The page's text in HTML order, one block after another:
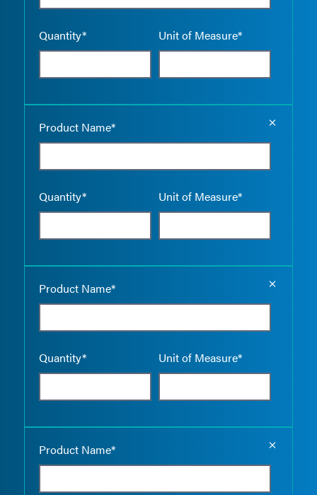
Quantity* Unit of Measure*
Product Name*
Quantity* Unit of Measure*
Product Name*
Quantity* Unit of Measure*
Product Name*